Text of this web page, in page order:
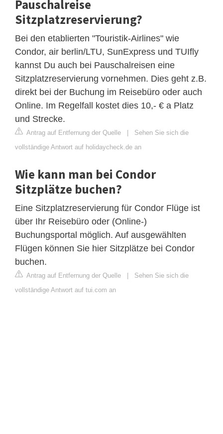
Pauschalreise
Sitzplatzreservierung?
Bei den etablierten "Touristik-Airlines" wie
Condor, air berlin/LTU, SunExpress und TUIfly
kannst Du auch bei Pauschalreisen eine
Sitzplatzreservierung vornehmen. Dies geht z.B.
direkt bei der Buchung im Reisebüro oder auch
Online. Im Regelfall kostet dies 10,- € a Platz
und Strecke.
Antrag auf Entfernung der Quelle | Sehen Sie sich die
vollständige Antwort auf holidaycheck.de an
Wie kann man bei Condor
Sitzplätze buchen?
Eine Sitzplatzreservierung für Condor Flüge ist
über Ihr Reisebüro oder (Online-)
Buchungsportal möglich. Auf ausgewählten
Flügen können Sie hier Sitzplätze bei Condor
buchen.
Antrag auf Entfernung der Quelle | Sehen Sie sich die
vollständige Antwort auf tui.com an